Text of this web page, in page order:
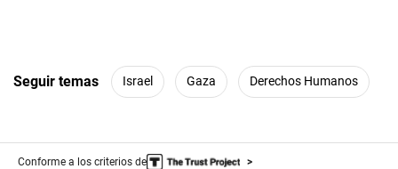
Seguir temas Israel Gaza Derechos Humanos
Conforme a los criterios de